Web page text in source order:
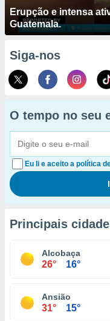
Erupção e intensa
Guatemala.
Siga-nos
O tempo no seu
Eu li e aceito a política
Principais
Alcobaça
26° 16°
Ansião
31° 15°